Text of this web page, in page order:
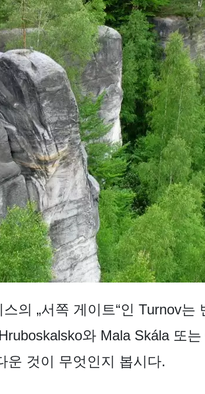
의 „서쪽 게이트“인 Turnov
와 Mala Skála 또
운 것이 무엇인지 봅시다.